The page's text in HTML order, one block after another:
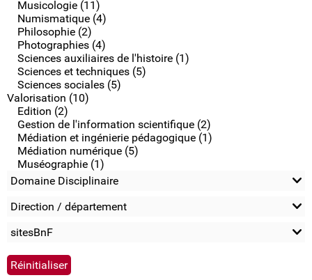
Musicologie (11)
Numismatique (4)
Philosophie (2)
Photographies (4)
Sciences auxiliaires de l'histoire (1)
Sciences et techniques (5)
Sciences sociales (5)
Valorisation (10)
Edition (2)
Gestion de l'information scientifique (2)
Médiation et ingénierie pédagogique (1)
Médiation numérique (5)
Muséographie (1)
Domaine Disciplinaire
Direction / département
sitesBnF